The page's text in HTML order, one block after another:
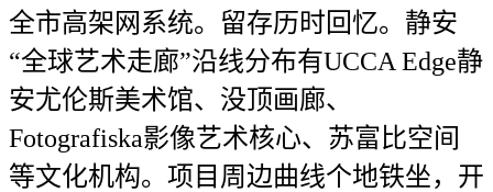
全市高架网系统。留存历时回忆。静安
“全球艺术走廊”沿线分布有UCCA Edge静
安尤伦斯美术馆、没顶画廊、
Fotografiska影像艺术核心、苏富比空间
等文化机构。项目周边曲线个地铁坐，开